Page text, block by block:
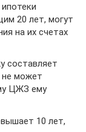
20 лет, могут
на их счетах
составляет
не может
ЦЖЗ ему
10 лет,